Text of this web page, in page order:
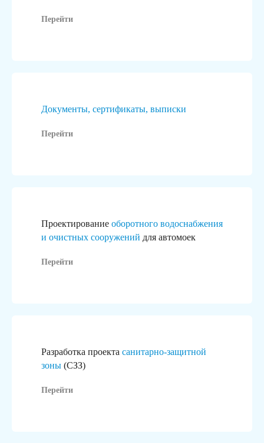
Перейти
Документы, сертификаты, выписки
Перейти
Проектирование оборотного водоснабжения
и очистных сооружений для автомоек
Перейти
Разработка проекта санитарно-защитной
зоны (СЗЗ)
Перейти
за каждым из них стоит реальный
реализованный проект